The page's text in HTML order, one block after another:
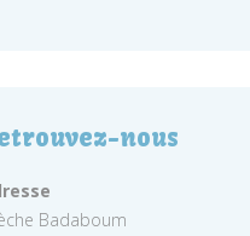
nous
Badaboum